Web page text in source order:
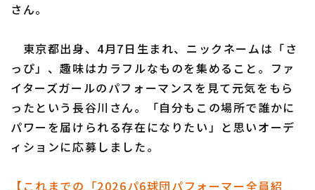
運営会社（別ウィンドウで開く） よくある質問
特定商取引法の表示 アルバイト募集（別ウィンドウで開く
さん。
東京都出身、4月7日生まれ、ニックネームは「さ
っぴ」、趣味はカラフルなものを集めること。ファ
イターズガールのパフォーマンスを見て元気をもら
ったという長谷川さん。「自分もこの場所で誰かに
パワーを届けられる存在になりたい」と思いオーデ
ィションに応募しました。
【これまでの「2026パ6球団パフォーマー全員紹